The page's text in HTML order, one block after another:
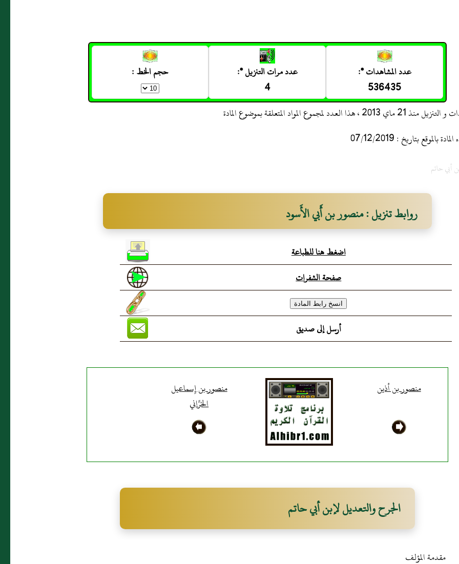
عدد المشاهدات *:
536435
عدد مرات التنزيل *:
4
حجم الخط :
العدد لمجموع المواد المتعلقة بموضوع المادة
بتاريخ : 07/12/2019
أبي حاتم
روابط تنزيل : منصور بن أَبي الأَسود
اضغط هنا للطباعة
صفحة الشفرات
أرسل إلى صديق
منصور بن أذين
منصور بن إِسماعيل
الحَرَّاني
الجرح والتعديل لإبن أبي حاتم
مقدمة المؤلف